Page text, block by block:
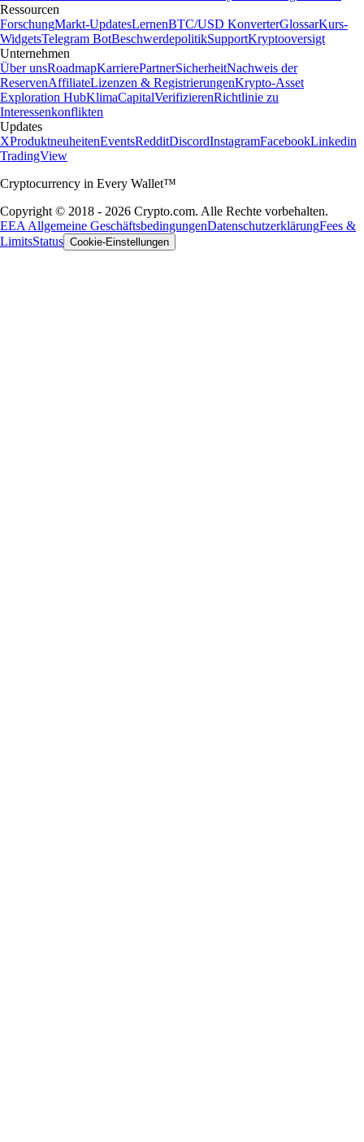
Ressourcen
ForschungMarkt-UpdatesLernenBTC/USD KonverterGlossarKurs-
WidgetsTelegram BotBeschwerdepolitikSupportKryptooversigt
Unternehmen
Über unsRoadmapKarrierePartnerSicherheitNachweis der
ReservenAffiliateLizenzen & RegistrierungenKrypto-Asset
Exploration HubKlimaCapitalVerifizierenRichtlinie zu
Interessenkonflikten
Updates
XProduktneuheitenEventsRedditDiscordInstagramFacebookLinkedin
TradingView
Cryptocurrency in Every Wallet™
Copyright © 2018 - 2026 Crypto.com. Alle Rechte vorbehalten.
EEA Allgemeine GeschäftsbedingungenDatenschutzerklärungFees &
LimitsStatus Cookie-Einstellungen